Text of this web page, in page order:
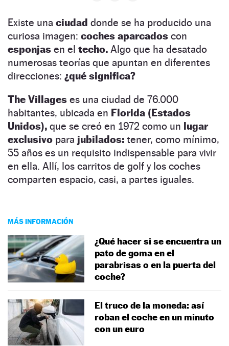
Existe una ciudad donde se ha producido una
curiosa imagen: coches aparcados con
esponjas en el techo. Algo que ha desatado
numerosas teorías que apuntan en diferentes
direcciones: ¿qué significa?
The Villages es una ciudad de 76.000
habitantes, ubicada en Florida (Estados
Unidos), que se creó en 1972 como un lugar
exclusivo para jubilados: tener, como mínimo,
55 años es un requisito indispensable para vivir
en ella. Allí, los carritos de golf y los coches
comparten espacio, casi, a partes iguales.
MÁS INFORMACIÓN
¿Qué hacer si se encuentra un
pato de goma en el
parabrisas o en la puerta del
coche?
El truco de la moneda: así
roban el coche en un minuto
con un euro